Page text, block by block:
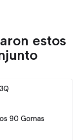
estos
90 Gomas